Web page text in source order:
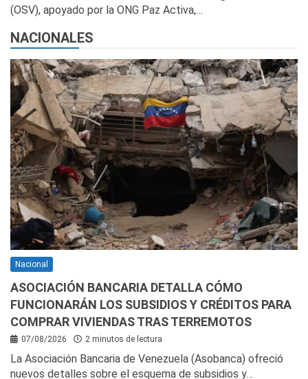
(OSV), apoyado por la ONG Paz Activa,…
NACIONALES
Nacional
ASOCIACIÓN BANCARIA DETALLA CÓMO
FUNCIONARÁN LOS SUBSIDIOS Y CRÉDITOS PARA
COMPRAR VIVIENDAS TRAS TERREMOTOS
07/08/2026 2 minutos de lectura
La Asociación Bancaria de Venezuela (Asobanca) ofreció
nuevos detalles sobre el esquema de subsidios y…